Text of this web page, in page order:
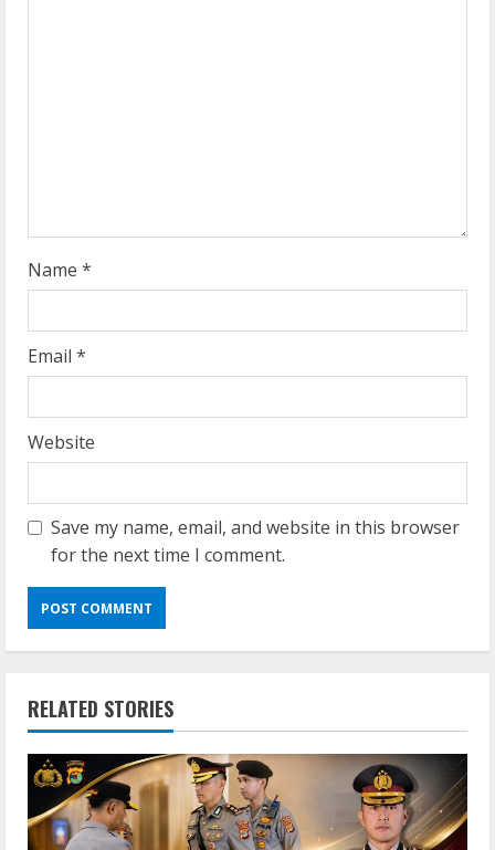
g
Name *
Email *
Website
Save my name, email, and website in this browser
for the next time I comment.
RELATED STORIES